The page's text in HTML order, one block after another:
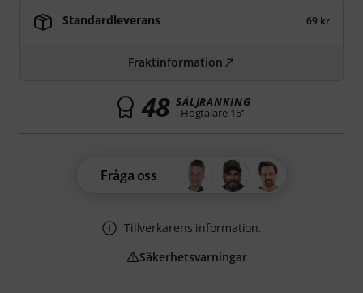
Standardleverans 69 kr
Fraktinformation
48 SÄLJRANKING
i Högtalare 15’’
Fråga oss
Tillverkarens information.
Säkerhetsvarningar